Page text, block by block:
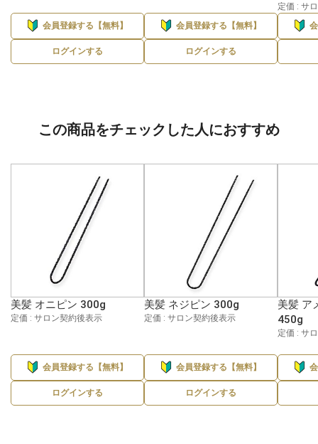
会員登録する【無料】
ログインする
会員登録する【無料】
ログインする
定価 : サ
この商品をチェックした人におすすめ
美髪 オニピン 300g
定価 : サロン契約後表示
会員登録する【無料】
ログインする
美髪 ネジピン 300g
定価 : サロン契約後表示
会員登録する【無料】
ログインする
美髪 ア
450g
定価 : サ